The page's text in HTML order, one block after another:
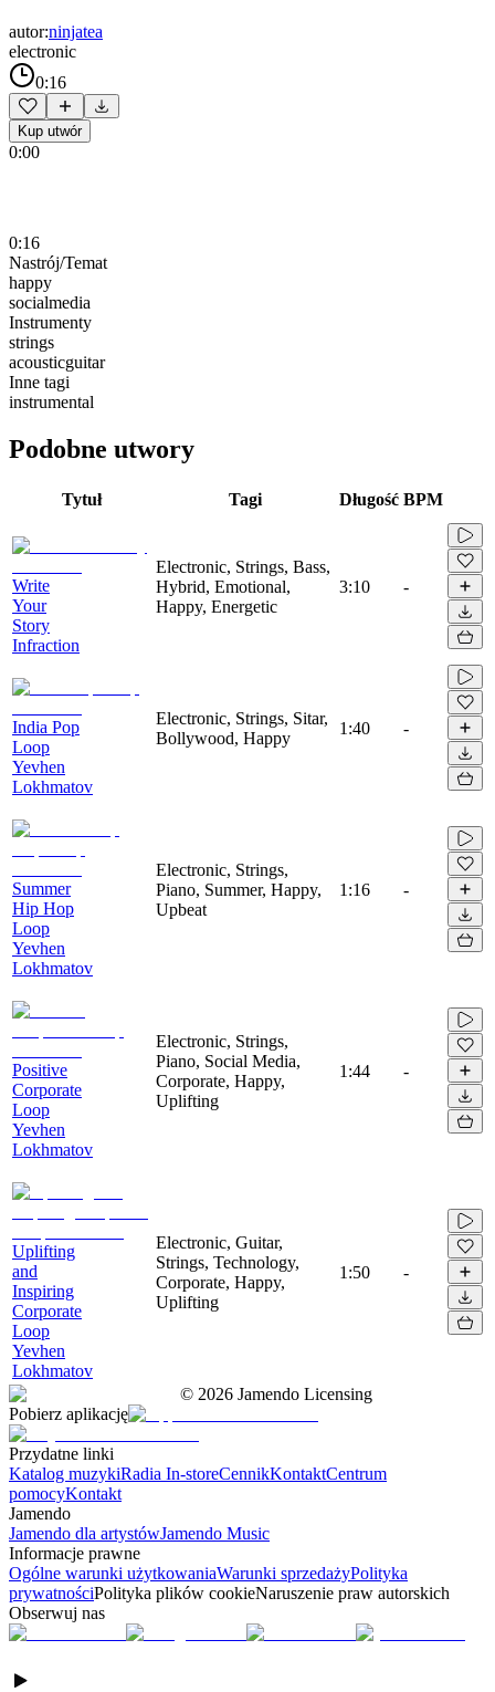
autor:ninjatea
electronic
0:16
Kup utwór
0:00
0:16
Nastrój/Temat
happy
socialmedia
Instrumenty
strings
acousticguitar
Inne tagi
instrumental
Podobne utwory
Tytuł Tagi Długość BPM
Write
Your
Story
Infraction
Electronic, Strings, Bass,
Hybrid, Emotional,
Happy, Energetic
3:10 -
India Pop
Loop
Yevhen
Lokhmatov
Electronic, Strings, Sitar,
Bollywood, Happy
1:40 -
Summer
Hip Hop
Loop
Yevhen
Lokhmatov
Electronic, Strings,
Piano, Summer, Happy,
Upbeat
1:16 -
Positive
Corporate
Loop
Yevhen
Lokhmatov
Electronic, Strings,
Piano, Social Media,
Corporate, Happy,
Uplifting
1:44 -
Uplifting
and
Inspiring
Corporate
Loop
Yevhen
Lokhmatov
Electronic, Guitar,
Strings, Technology,
Corporate, Happy,
Uplifting
1:50 -
© 2026 Jamendo Licensing
Pobierz aplikację
Przydatne linki
Katalog muzykiRadia In-storeCennikKontaktCentrum
pomocyKontakt
Jamendo
Jamendo dla artystówJamendo Music
Informacje prawne
Ogólne warunki użytkowaniaWarunki sprzedażyPolityka
prywatnościPolityka plików cookieNaruszenie praw autorskich
Obserwuj nas